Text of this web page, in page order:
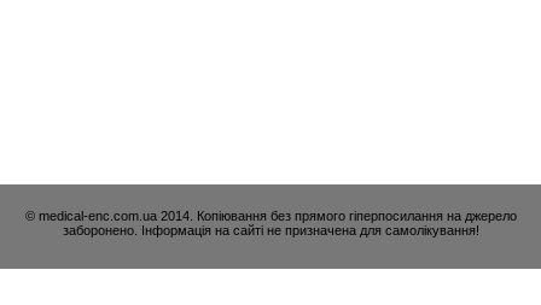
© medical-enc.com.ua 2014. Копіювання без прямого гіперпосилання на джерело
заборонено. Інформація на сайті не призначена для самолікування!